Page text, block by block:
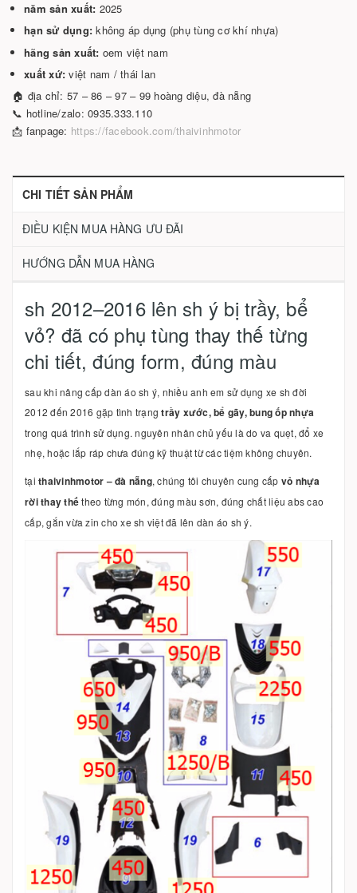
năm sản xuất: 2025
hạn sử dụng: không áp dụng (phụ tùng cơ khí nhựa)
hãng sản xuất: oem việt nam
xuất xứ: việt nam / thái lan
🏠 địa chỉ: 57 – 86 – 97 – 99 hoàng diệu, đà nẵng
📞 hotline/zalo: 0935.333.110
📩 fanpage: https://facebook.com/thaivinhmotor
CHI TIẾT SẢN PHẨM
ĐIỀU KIỆN MUA HÀNG ƯU ĐÃI
HƯỚNG DẪN MUA HÀNG
sh 2012–2016 lên sh ý bị trầy, bể
vỏ? đã có phụ tùng thay thế từng
chi tiết, đúng form, đúng màu
sau khi nâng cấp dàn áo sh ý, nhiều anh em sử dụng xe sh đời
2012 đến 2016 gặp tình trạngtrầy xước, bể gãy, bung ốp nhựa
trong quá trình sử dụng. nguyên nhân chủ yếu là do va quẹt, đổ xe
nhẹ, hoặc lắp ráp chưa đúng kỹ thuật từ các tiệm không chuyên.
tại thaivinhmotor – đà nẵng, chúng tôi chuyên cung cấp vỏ nhựa
rời thay thếtheo từng món, đúng màu sơn, đúng chất liệu abs cao
cấp, gắn vừa zin cho xe sh việt đã lên dàn áo sh ý.